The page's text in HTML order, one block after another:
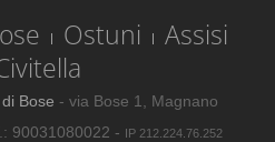
Ostuni
Assisi
Bose - via Bose 1, Magnano
90031080022 - IP 212.224.76.252